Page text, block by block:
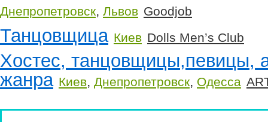
Днепропетровск, Львов Goodjob
Танцовщица Киев Dolls Men’s Club
Хостес, танцовщицы,певицы,
жанра Киев, Днепропетровск, Одесса